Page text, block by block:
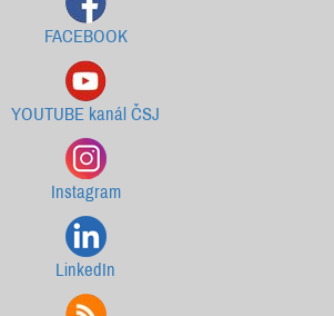
FACEBOOK
YOUTUBE kanál ČSJ
Instagram
LinkedIn